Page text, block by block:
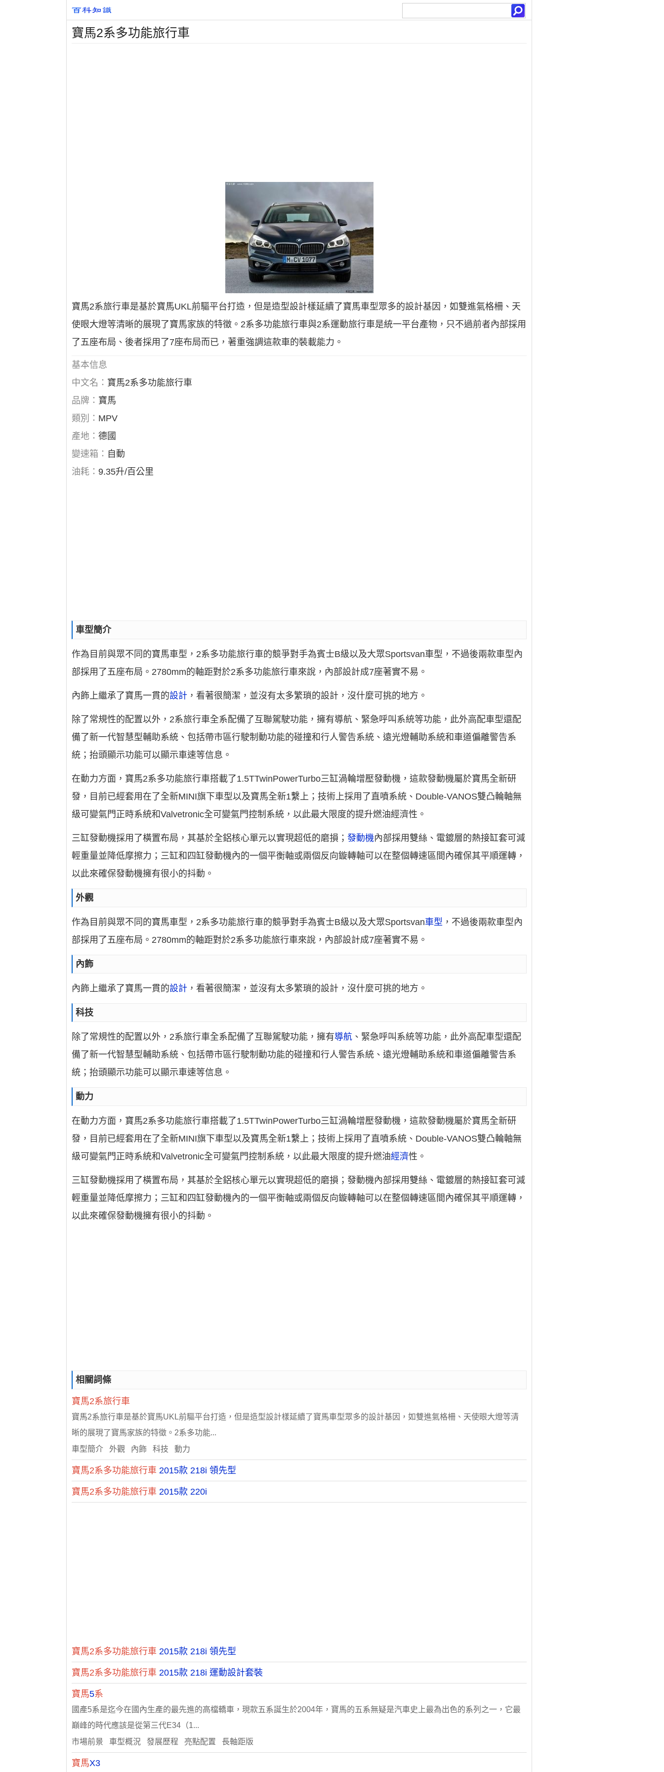
寶馬2系多功能旅行車
寶馬2系旅行車是基於寶馬UKL前驅平台打造，但是造型設計樣延續了寶馬車型眾多的設計基因，如雙進氣格柵、天
使眼大燈等清晰的展現了寶馬家族的特徵。2系多功能旅行車與2系運動旅行車是統一平台產物，只不過前者內部採用
了五座布局、後者採用了7座布局而已，著重強調這款車的裝載能力。
基本信息
中文名： 寶馬2系多功能旅行車
品牌： 寶馬
類別： MPV
產地：德國
變速箱： 自動
油耗：9.35升/百公里
車型簡介
作為目前與眾不同的寶馬車型，2系多功能旅行車的競爭對手為賓士B級以及大眾Sportsvan車型，不過後兩款車型內
部採用了五座布局。2780mm的軸距對於2系多功能旅行車來說，內部設計成7座著實不易。
內飾上繼承了寶馬一貫的設計 ，看著很簡潔，並沒有太多繁瑣的設計，沒什麼可挑的地方。
除了常規性的配置以外，2系旅行車全系配備了互聯駕駛功能，擁有導航、緊急呼叫系統等功能，此外高配車型還配
備了新一代智慧型輔助系統、包括帶市區行駛制動功能的碰撞和行人警告系統、遠光燈輔助系統和車道偏離警告系
統；抬頭顯示功能可以顯示車速等信息。
在動力方面，寶馬2系多功能旅行車搭載了1.5TTwinPowerTurbo三缸渦輪增壓發動機，這款發動機屬於寶馬全新研
發，目前已經套用在了全新MINI旗下車型以及寶馬全新1繫上；技術上採用了直噴系統、Double-VANOS雙凸輪軸無
級可變氣門正時系統和Valvetronic全可變氣門控制系統，以此最大限度的提升燃油經濟性。
三缸發動機採用了橫置布局，其基於全鋁核心單元以實現超低的磨損；發動機內部採用雙絲、電鍍層的熱接缸套可減
輕重量並降低摩擦力；三缸和四缸發動機內的一個平衡軸或兩個反向鏇轉軸可以在整個轉速區間內確保其平順運轉，
以此來確保發動機擁有很小的抖動。
外觀
作為目前與眾不同的寶馬車型，2系多功能旅行車的競爭對手為賓士B級以及大眾Sportsvan車型 ，不過後兩款車型內
部採用了五座布局。2780mm的軸距對於2系多功能旅行車來說，內部設計成7座著實不易。
內飾
內飾上繼承了寶馬一貫的設計 ，看著很簡潔，並沒有太多繁瑣的設計，沒什麼可挑的地方。
科技
除了常規性的配置以外，2系旅行車全系配備了互聯駕駛功能，擁有導航 、緊急呼叫系統等功能，此外高配車型還配
備了新一代智慧型輔助系統、包括帶市區行駛制動功能的碰撞和行人警告系統、遠光燈輔助系統和車道偏離警告系
統；抬頭顯示功能可以顯示車速等信息。
動力
在動力方面，寶馬2系多功能旅行車搭載了1.5TTwinPowerTurbo三缸渦輪增壓發動機，這款發動機屬於寶馬全新研
發，目前已經套用在了全新MINI旗下車型以及寶馬全新1繫上；技術上採用了直噴系統、Double-VANOS雙凸輪軸無
級可變氣門正時系統和Valvetronic全可變氣門控制系統，以此最大限度的提升燃油經濟性。
三缸發動機採用了橫置布局，其基於全鋁核心單元以實現超低的磨損；發動機內部採用雙絲、電鍍層的熱接缸套可減
輕重量並降低摩擦力；三缸和四缸發動機內的一個平衡軸或兩個反向鏇轉軸可以在整個轉速區間內確保其平順運轉，
以此來確保發動機擁有很小的抖動。
相關詞條
寶馬2系旅行車
寶馬2系旅行車是基於寶馬UKL前驅平台打造，但是造型設計樣延續了寶馬車型眾多的設計基因，如雙進氣格柵、天使眼大燈等清
晰的展現了寶馬家族的特徵。2系多功能...
車型簡介 外觀 內飾 科技 動力
寶馬2系多功能旅行車 2015款 218i 領先型
寶馬2系多功能旅行車 2015款 220i
寶馬2系多功能旅行車 2015款 218i 領先型
寶馬2系多功能旅行車 2015款 218i 運動設計套裝
寶馬5系
國產5系是迄今在國內生產的最先進的高檔轎車，現款五系誕生於2004年，寶馬的五系無疑是汽車史上最為出色的系列之一，它最
巔峰的時代應該是從第三代E34（1...
市場前景 車型概況 發展歷程 亮點配置 長軸距版
寶馬X3